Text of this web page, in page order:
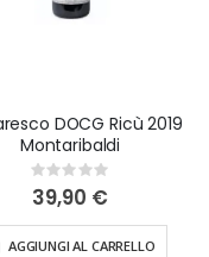
DOCG Ricù 2019
Montaribaldi
Rating:
0%
39,90 €
AGGIUNGI AL CARRELLO